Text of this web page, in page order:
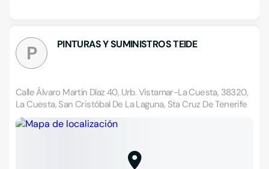
P PINTURAS Y SUMINISTROS TEIDE
Calle Álvaro Martín Díaz 40, Urb. Vistamar-La Cuesta, 38320,
La Cuesta, San Cristóbal De La Laguna, Sta Cruz De Tenerife